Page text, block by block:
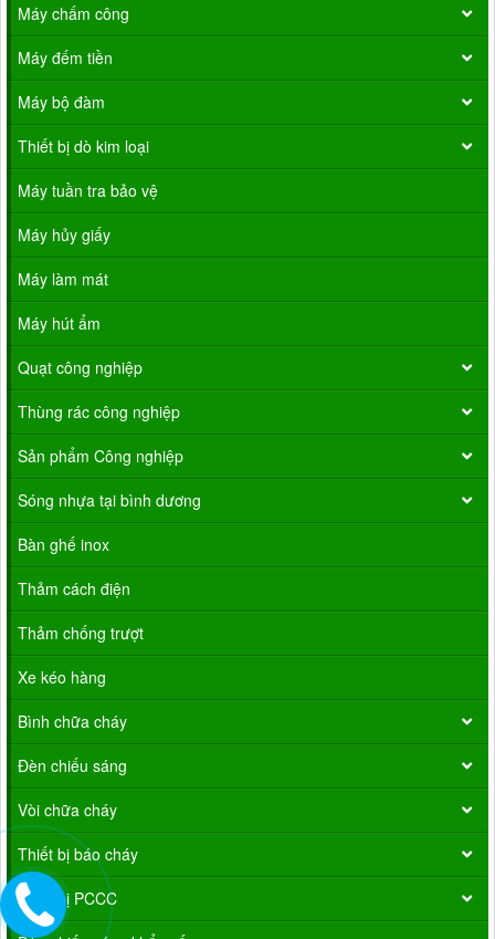
Máy chấm công
Máy đếm tiền
Máy bộ đàm
Thiết bị dò kim loại
Máy tuần tra bảo vệ
Máy hủy giấy
Máy làm mát
Máy hút ẩm
Quạt công nghiệp
Thùng rác công nghiệp
Sản phẩm Công nghiệp
Sóng nhựa tại bình dương
Bàn ghế inox
Thảm cách điện
Thảm chống trượt
Xe kéo hàng
Bình chữa cháy
Đèn chiếu sáng
Vòi chữa cháy
Thiết bị báo cháy
Thiết bị PCCC